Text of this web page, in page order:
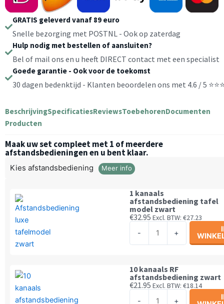
voor
Veranda
|
Gratis
boren
Kies
afstandsbediening
GRATIS geleverd vanaf 89 euro
Snelle bezorging met POSTNL - Ook op zaterdag
Hulp nodig met bestellen of aansluiten?
Bel of mail ons en u heeft DIRECT contact met een specialist
Goede garantie - Ook voor de toekomst
30 dagen bedenktijd - Klanten beoordelen ons met 4.6 / 5
BeschrijvingSpecificatiesReviewsToebehorenDocumenten
Producten
Maak uw set compleet met 1 of meerdere
afstandsbedieningen en u bent klaar.
Kies afstandsbediening Meer info
1 kanaals
afstandsbediening tafel
model zwart
€32.95 Excl. BTW: €27.23
-
model
zwart
+
10 kanaals RF
afstandsbediening zwart
€21.95 Excl. BTW: €18.14
-
+